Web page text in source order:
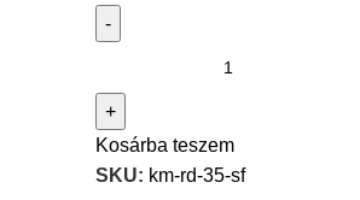
Kosárba teszem
SKU: km-rd-35-sf